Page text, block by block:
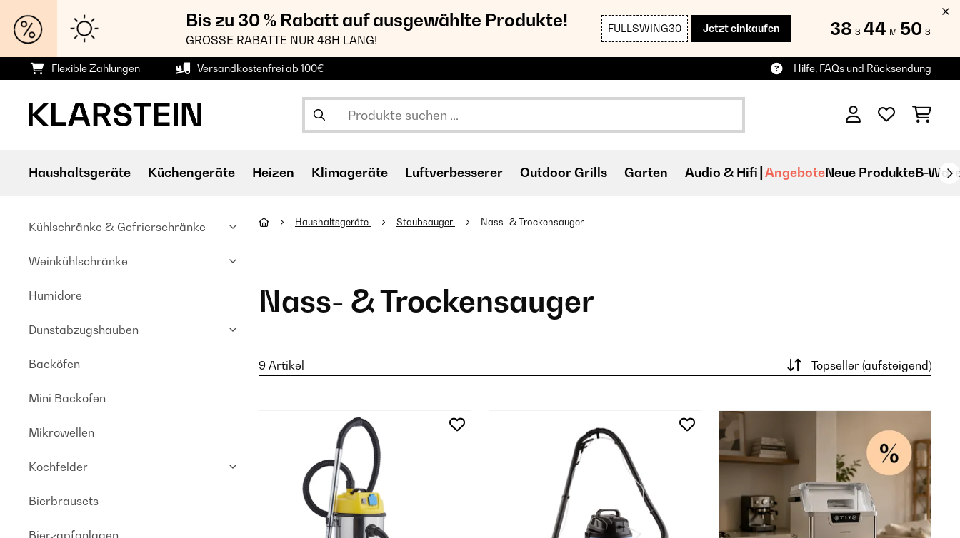
Bis zu 30 % Rabatt auf ausgewählte Produkte!
GROSSE RABATTE NUR 48H LANG!
FULLSWING30 Jetzt einkaufen 38 S 44 M 49 S
Flexible Zahlungen Versandkostenfrei ab 100€ Hilfe, FAQs und Rücksendung
Haushaltsgeräte Küchengeräte Heizen Klimageräte Luftverbesserer Outdoor Grills Garten Audio & Hifi AngeboteNeue ProdukteB-
Kühlschränke & Gefrierschränke
Weinkühlschränke
Humidore
Dunstabzugshauben
Backöfen
Mini Backofen
Mikrowellen
Kochfelder
Bierbrausets
Bierzapfanlagen
Haushaltsgeräte Staubsauger Nass- & Trockensauger
Nass- & Trockensauger
9 Artikel Topseller (aufsteigend)